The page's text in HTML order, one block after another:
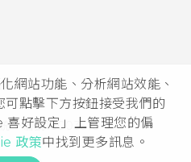
網站功能、分析網站效能、
點擊下方按鈕接受我們的
好設定」上管理您的偏
政策中找到更多訊息。
一編號16003518